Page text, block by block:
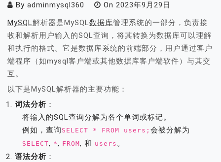
By adminmysql360 On 2023年9月29日
MySQL解析器是MySQL数据库管理系统的一部分，负责接
收和解析用户输入的SQL查询，将其转换为数据库可以理解
和执行的格式。它是数据库系统的前端部分，用户通过客户
端程序（如mysql客户端或其他数据库客户端软件）与其交
互。
以下是MySQL解析器的主要功能：
词法分析 ：
将输入的SQL查询分解为各个单词或标记。
例如，查询 SELECT * FROM users; 会被分解为
SELECT, *, FROM, 和 users 。
语法分析 ：